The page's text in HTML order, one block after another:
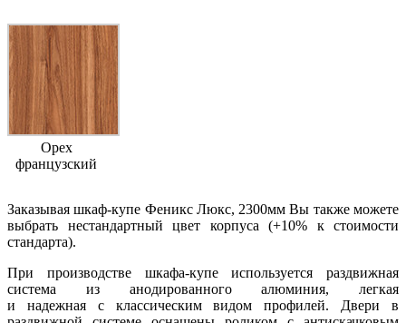
Орех
французский
Заказывая шкаф-купе Феникс Люкс, 2300мм Вы также можете
выбрать нестандартный цвет корпуса (+10% к стоимости
стандарта).
При производстве шкафа-купе используется раздвижная
система из анодированного алюминия, легкая
и надежная с классическим видом профилей. Двери в